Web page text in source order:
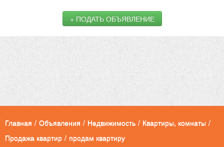
+ ПОДАТЬ ОБЪЯВЛЕНИЕ
Главная / Объявления / Недвижимость / Квартиры, комнаты /
Продажа квартир / продам квартиру